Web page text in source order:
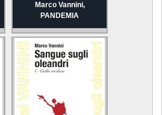
Marco Vannini,
PANDEMIA